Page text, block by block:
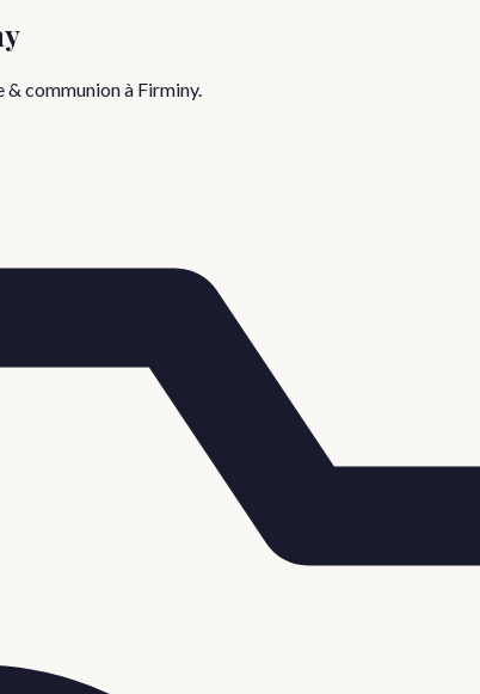
& communionà Firminy.